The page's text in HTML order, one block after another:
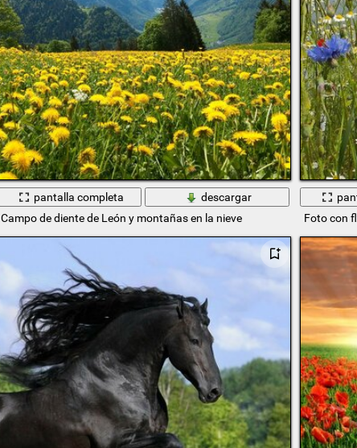
pantalla completa
descargar
Campo de diente de León y montañas en la nieve
Foto con